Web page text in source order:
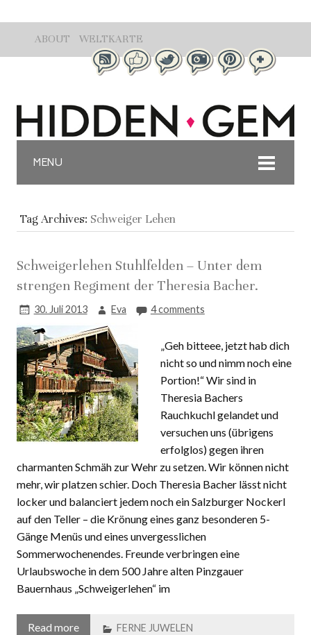
ABOUT WELTKARTE
MENU
Tag Archives: Schweiger Lehen
Schweigerlehen Stuhlfelden – Unter dem
strengen Regiment der Theresia Bacher.
30. Juli 2013 Eva 4 comments
„Geh bitteee, jetzt hab dich
nicht so und nimm noch eine
Portion!“ Wir sind in
Theresia Bachers
Rauchkuchl gelandet und
versuchen uns (übrigens
erfolglos) gegen ihren
charmanten Schmäh zur Wehr zu setzen. Wir können nicht
mehr, wir platzen schier. Doch Theresia Bacher lässt nicht
locker und balanciert jedem noch ein Salzburger Nockerl
auf den Teller – die Krönung eines ganz besonderen 5-
Gänge Menüs und eines unvergesslichen
Sommerwochenendes. Freunde verbringen eine
Urlaubswoche in dem 500 Jahre alten Pinzgauer
Bauernhaus „Schweigerlehen“ im
Read more FERNE JUWELEN